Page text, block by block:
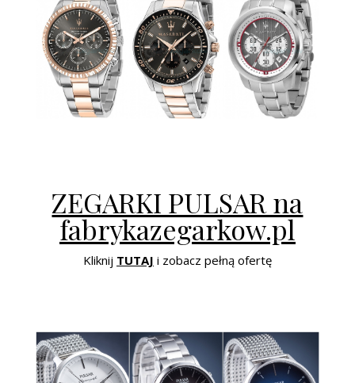
ZEGARKI PULSAR na
fabrykazegarkow.pl
Kliknij TUTAJ i zobacz pełną ofertę